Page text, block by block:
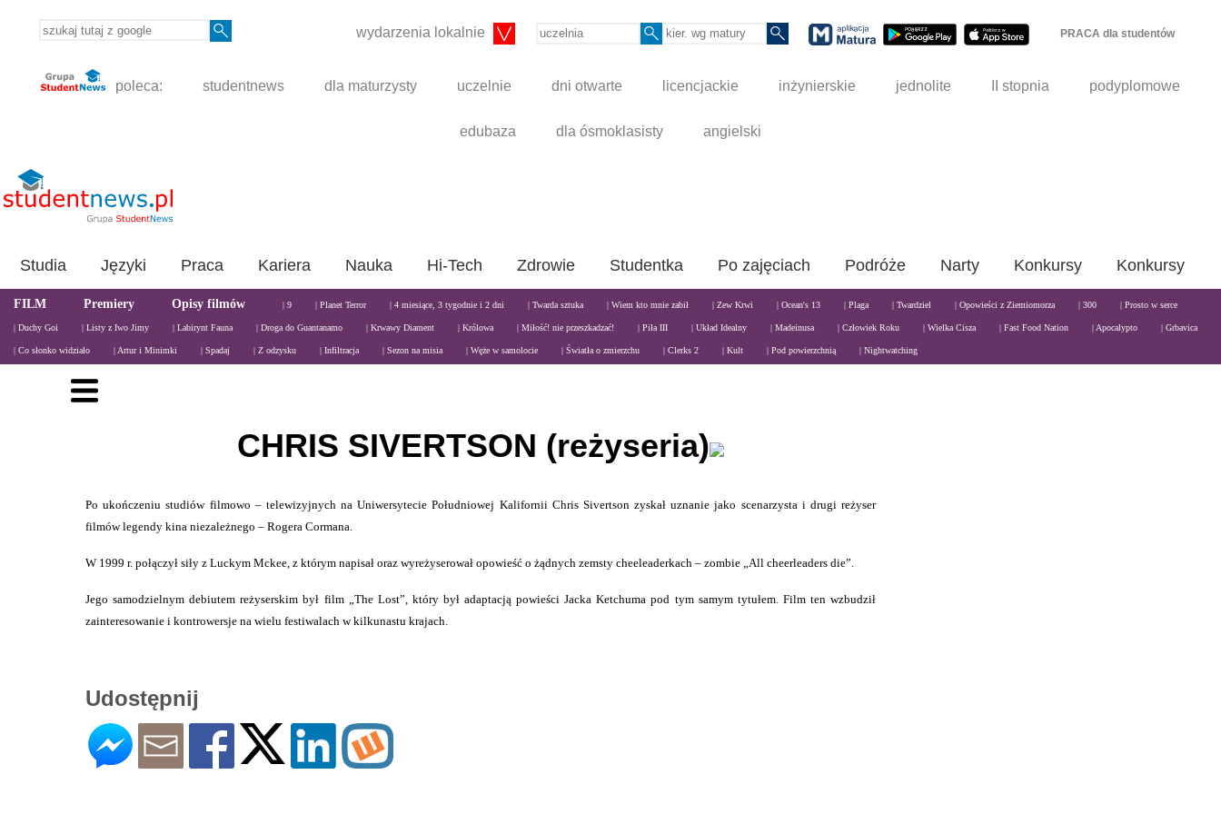
wydarzenia lokalnie PRACA dla studentów
poleca: studentnews dla maturzysty uczelnie dni otwarte licencjackie inżynierskie jednolite II stopnia podyplomowe
edubaza dla ósmoklasisty angielski
Studia Języki Praca Kariera Nauka Hi-Tech Zdrowie Studentka Po zajęciach Podróże Narty Konkursy Konkursy
FILM Premiery Opisy filmów | 9 | Planet Terror | 4 miesiące, 3 tygodnie i 2 dni | Twarda sztuka | Wiem kto mnie zabił | Zew Krwi | Ocean's 13 | Plaga | Twardziel | Opowieści z Ziemiomorza | 300 | Prosto w serce
| Duchy Goi | Listy z Iwo Jimy | Labirynt Fauna | Droga do Guantanamo | Krwawy Diament | Królowa | Miłość! nie przeszkadzać! | Piła III | Układ Idealny | Madeinusa | Człowiek Roku | Wielka Cisza | Fast Food Nation | Apocalypto | Grbavica
| Co słonko widziało | Artur i Minimki | Spadaj | Z odzysku | Infiltracja | Sezon na misia | Węże w samolocie | Światła o zmierzchu | Clerks 2 | Kult | Pod powierzchnią | Nightwatching
CHRIS SIVERTSON (reżyseria)
Po ukończeniu studiów filmowo – telewizyjnych na Uniwersytecie Południowej Kalifornii Chris Sivertson zyskał uznanie jako scenarzysta i drugi reżyser
filmów legendy kina niezależnego – Rogera Cormana.
W 1999 r. połączył siły z Luckym Mckee, z którym napisał oraz wyreżyserował opowieść o żądnych zemsty cheeleaderkach – zombie „All cheerleaders die”.
Jego samodzielnym debiutem reżyserskim był film „The Lost”, który był adaptacją powieści Jacka Ketchuma pod tym samym tytułem. Film ten wzbudził
zainteresowanie i kontrowersje na wielu festiwalach w kilkunastu krajach.
Udostępnij